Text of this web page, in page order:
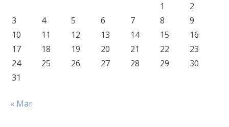
1
2
3
4 5 6 7 8
9
10
11 12 13 14 15
16
17
18 19 20 21 22
23
24
25 26 27 28 29
30
31
« Mar